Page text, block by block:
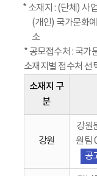
* 소재지 : (단체) 사
(개인) 국가문화
소
* 공모접수처 : 국가
소재지별 접수처 선
소재지 구
분
강원
강원
원팀
공